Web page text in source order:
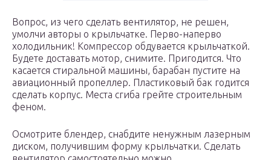
Вопрос, из чего сделать вентилятор, не решен,
умолчи авторы о крыльчатке. Перво-наперво
холодильник! Компрессор обдувается крыльчаткой.
Будете доставать мотор, снимите. Пригодится. Что
касается стиральной машины, барабан пустите на
авиационный пропеллер. Пластиковый бак годится
сделать корпус. Места сгиба грейте строительным
феном.
Осмотрите блендер, снабдите ненужным лазерным
диском, получившим форму крыльчатки. Сделать